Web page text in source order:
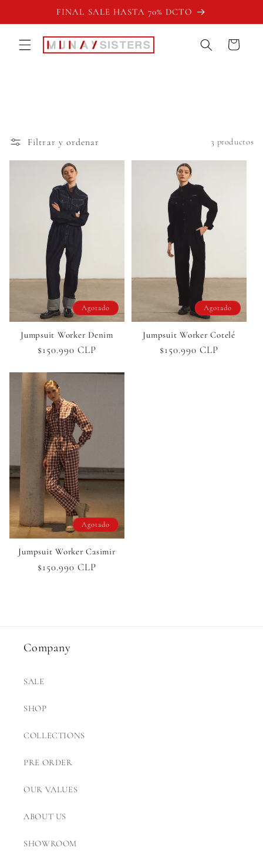
directamente
al contenido
FINAL SALE HASTA 70% DCTO
Carrito
Filtrar y ordenar 3 productos
Agotado
Jumpsuit Worker Denim
Precio
$150.990 CLP
Agotado
Jumpsuit Worker Cotelé
Precio
$150.990 CLP
Agotado
Jumpsuit Worker Casimir
Precio
$150.990 CLP
Company
SALE
SHOP
COLLECTIONS
PRE ORDER
OUR VALUES
ABOUT US
SHOWROOM